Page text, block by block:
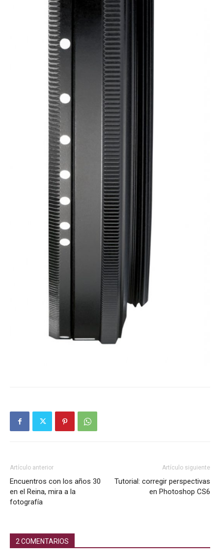
Artículo anterior
Encuentros con los años 30
en el Reina, mira a la
fotografía
Artículo siguiente
Tutorial: corregir perspectivas
en Photoshop CS6
2 COMENTARIOS